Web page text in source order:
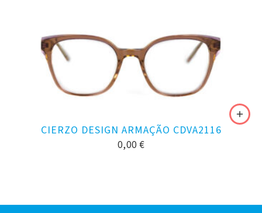
CIERZO DESIGN ARMAÇÃO CDVA2116
0,00 €